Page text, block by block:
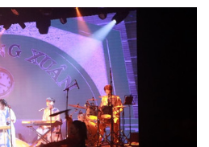
Văn Can, phường Hoàn Kiếm).